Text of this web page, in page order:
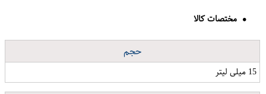
مختصات کالا
حجم
15 میلی لیتر